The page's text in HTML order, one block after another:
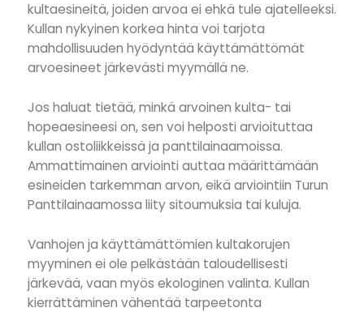
kultaesineitä, joiden arvoa ei ehkä tule ajatelleeksi.
Kullan nykyinen korkea hinta voi tarjota
mahdollisuuden hyödyntää käyttämättömät
arvoesineet järkevästi myymällä ne.
Jos haluat tietää, minkä arvoinen kulta- tai
hopeaesineesi on, sen voi helposti arvioituttaa
kullan ostoliikkeissä ja panttilainaamoissa.
Ammattimainen arviointi auttaa määrittämään
esineiden tarkemman arvon, eikä arviointiin Turun
Panttilainaamossa liity sitoumuksia tai kuluja.
Vanhojen ja käyttämättömien kultakorujen
myyminen ei ole pelkästään taloudellisesti
järkevää, vaan myös ekologinen valinta. Kullan
kierrättäminen vähentää tarpeetonta